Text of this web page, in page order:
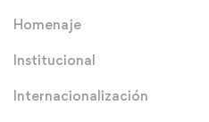
Homenaje
Institucional
Internacionalización